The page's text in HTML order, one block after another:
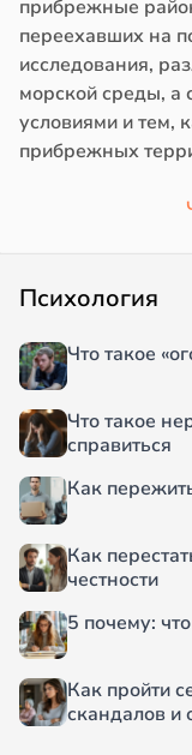
прибрежные
переехавших на
исследования,
морской среды, а
условиями и тем,
прибрежных
Психология
Что такое
Что такое
справиться
Как
Как
честности
5 почему:
Как пройти
скандалов и